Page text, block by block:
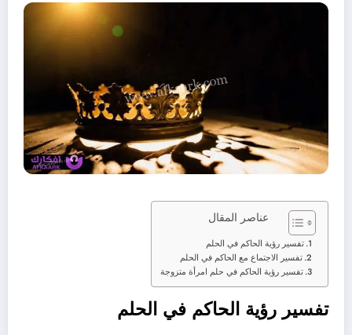
عناصر المقال
تفسير رؤية الحاكم في الحلم
تفسير الاجتماع مع الحاكم في الحلم
تفسير رؤية الحاكم في حلم امرأة متزوجة
تفسير رؤية الحاكم في الحلم